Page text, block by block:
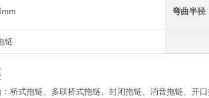
弯曲半径
链
桥式拖链、多联桥式拖链、封闭拖链、消音拖链、开